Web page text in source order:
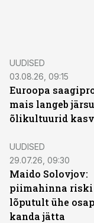
UUDISED
03.08.26, 09:15
Euroopa
mais langeb
õlikultuurid
UUDISED
29.07.26, 09:30
Maido Solovjov:
piimahinna riski
lõputult ühe
kanda jätta